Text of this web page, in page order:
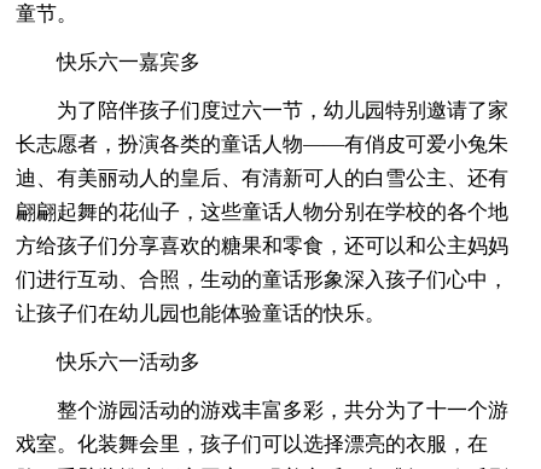
童节。
快乐六一嘉宾多
为了陪伴孩子们度过六一节，幼儿园特别邀请了家
长志愿者，扮演各类的童话人物——有俏皮可爱小兔朱
迪、有美丽动人的皇后、有清新可人的白雪公主、还有
翩翩起舞的花仙子，这些童话人物分别在学校的各个地
方给孩子们分享喜欢的糖果和零食，还可以和公主妈妈
们进行互动、合照，生动的童话形象深入孩子们心中，
让孩子们在幼儿园也能体验童话的快乐。
快乐六一活动多
整个游园活动的游戏丰富多彩，共分为了十一个游
戏室。化装舞会里，孩子们可以选择漂亮的衣服，在